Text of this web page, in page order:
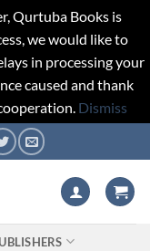
Qurtuba Books is
we would like to
in processing your
caused and thank
Dismiss